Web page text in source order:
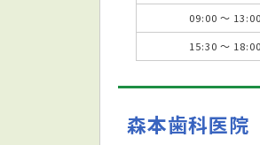
09:00 ～ 13:00
15:30 ～ 18:00
森本歯科医院